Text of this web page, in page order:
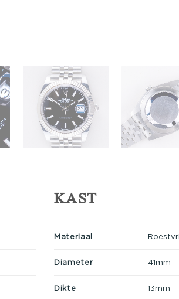
KAST
Materiaal
Diameter 41mm
Dikte 13mm